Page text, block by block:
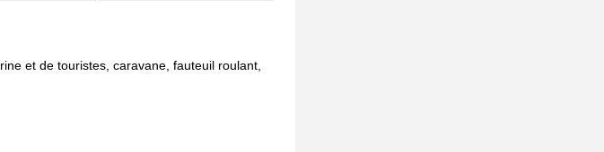
et de touristes, caravane, fauteuil roulant,